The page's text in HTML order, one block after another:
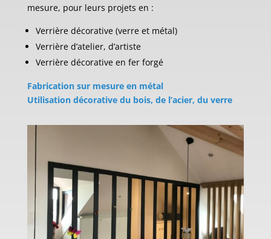
mesure, pour leurs projets en :
Verrière décorative (verre et métal)
Verrière d’atelier, d’artiste
Verrière décorative en fer forgé
Fabrication sur mesure en métal
Utilisation décorative du bois, de l’acier, du verre